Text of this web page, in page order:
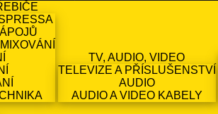
TV, AUDIO, VIDEO
TELEVIZE A PŘÍSLUŠENSTVÍ
AUDIO
AUDIO A VIDEO KABELY